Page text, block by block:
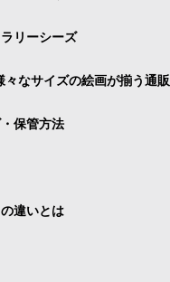
リーシーズ
なサイズの絵画が揃う通販
保管方法
違いとは